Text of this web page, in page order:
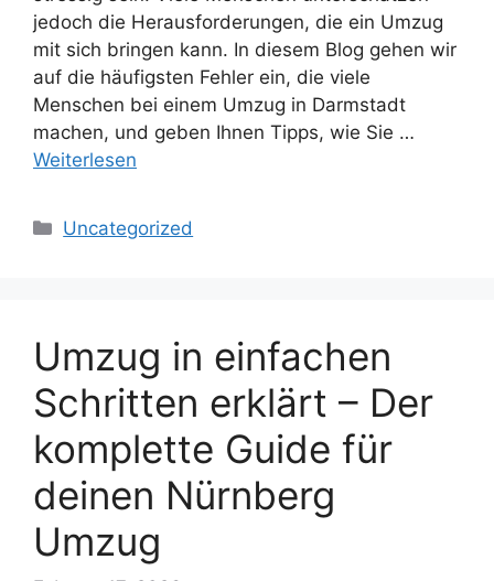
jedoch die Herausforderungen, die ein Umzug
mit sich bringen kann. In diesem Blog gehen wir
auf die häufigsten Fehler ein, die viele
Menschen bei einem Umzug in Darmstadt
machen, und geben Ihnen Tipps, wie Sie …
Weiterlesen
Kategorien
Uncategorized
Umzug in einfachen
Schritten erklärt – Der
komplette Guide für
deinen Nürnberg
Umzug